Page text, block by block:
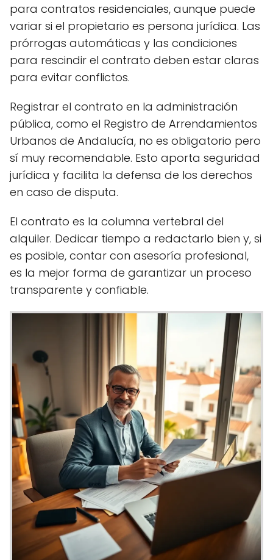
para contratos residenciales, aunque puede
variar si el propietario es persona jurídica. Las
prórrogas automáticas y las condiciones
para rescindir el contrato deben estar claras
para evitar conflictos.
Registrar el contrato en la administración
pública, como el Registro de Arrendamientos
Urbanos de Andalucía, no es obligatorio pero
sí muy recomendable. Esto aporta seguridad
jurídica y facilita la defensa de los derechos
en caso de disputa.
El contrato es la columna vertebral del
alquiler. Dedicar tiempo a redactarlo bien y, si
es posible, contar con asesoría profesional,
es la mejor forma de garantizar un proceso
transparente y confiable.